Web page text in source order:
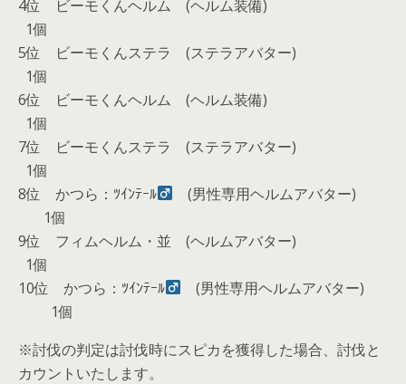
4位 ビーモくんヘルム (ヘルム装備)
1個
5位 ビーモくんステラ (ステラアバター)
1個
6位 ビーモくんヘルム (ヘルム装備)
1個
7位 ビーモくんステラ (ステラアバター)
1個
8位 かつら：ﾂｲﾝﾃｰﾙ
(男性専用ヘルムアバター)
1個
9位 フィムヘルム・並 (ヘルムアバター)
1個
10位 かつら：ﾂｲﾝﾃｰﾙ
(男性専用ヘルムアバター)
1個
※討伐の判定は討伐時にスピカを獲得した場合、討伐と
カウントいたします。